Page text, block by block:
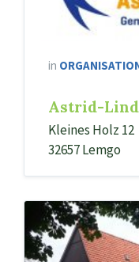
in
Astrid-
Kleines Holz 12
32657 Lemgo